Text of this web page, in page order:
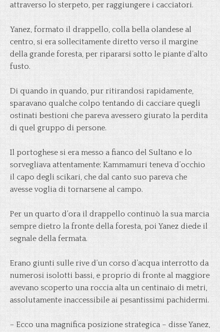
attraverso lo sterpeto, per raggiungere i cacciatori.
Yanez, formato il drappello, colla bella olandese al
centro, si era sollecitamente diretto verso il margine
della grande foresta, per ripararsi sotto le piante d’alto
fusto.
Di quando in quando, pur ritirandosi rapidamente,
sparavano qualche colpo tentando di cacciare quegli
ostinati bestioni che pareva avessero giurato la perdita
di quel gruppo di persone.
Il portoghese si era messo a fianco del Sultano e lo
sorvegliava attentamente: Kammamuri teneva d’occhio
il capo degli scikari, che dal canto suo pareva che
avesse voglia di tornarsene al campo.
Per un quarto d’ora il drappello continuò la sua marcia
sempre dietro la fronte della foresta, poi Yanez diede il
segnale della fermata.
Erano giunti sulle rive d’un corso d’acqua interrotto da
numerosi isolotti bassi, e proprio di fronte al maggiore
avevano scoperto una roccia alta un centinaio di metri,
assolutamente inaccessibile ai pesantissimi pachidermi.
– Ecco una magnifica posizione strategica – disse Yanez,